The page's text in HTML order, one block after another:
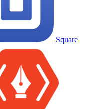
Square